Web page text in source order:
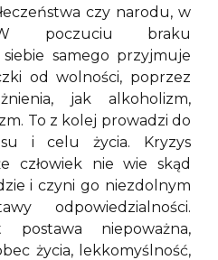
czy narodu, w
poczuciu braku
samego przyjmuje
od wolności, poprzez
jak alkoholizm,
To z kolej prowadzi do
i celu życia. Kryzys
człowiek nie wie skąd
i czyni go niezdolnym
odpowiedzialności.
niepoważna,
życia, lekkomyślność,